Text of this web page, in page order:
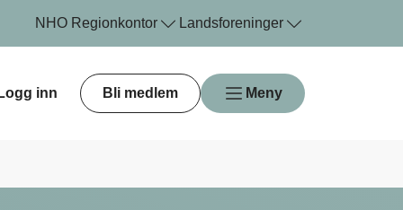
NHO Regionkontor Landsforeninger
inn Bli medlem Meny